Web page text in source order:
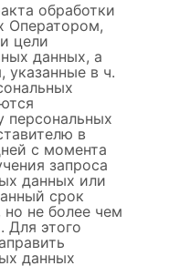
обработки
Оператором,
цели
данных, а
указанные в ч.
персональных
в
с момента
запроса
данных или
срок
не более чем
Для этого
данных